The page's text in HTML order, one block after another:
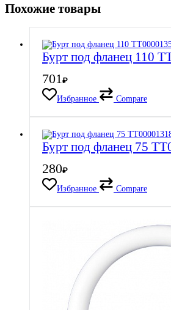
Похожие товары
Бурт под фланец 110
701₽
Избранное
Compare
Бурт под фланец 75
280₽
Избранное
Compare